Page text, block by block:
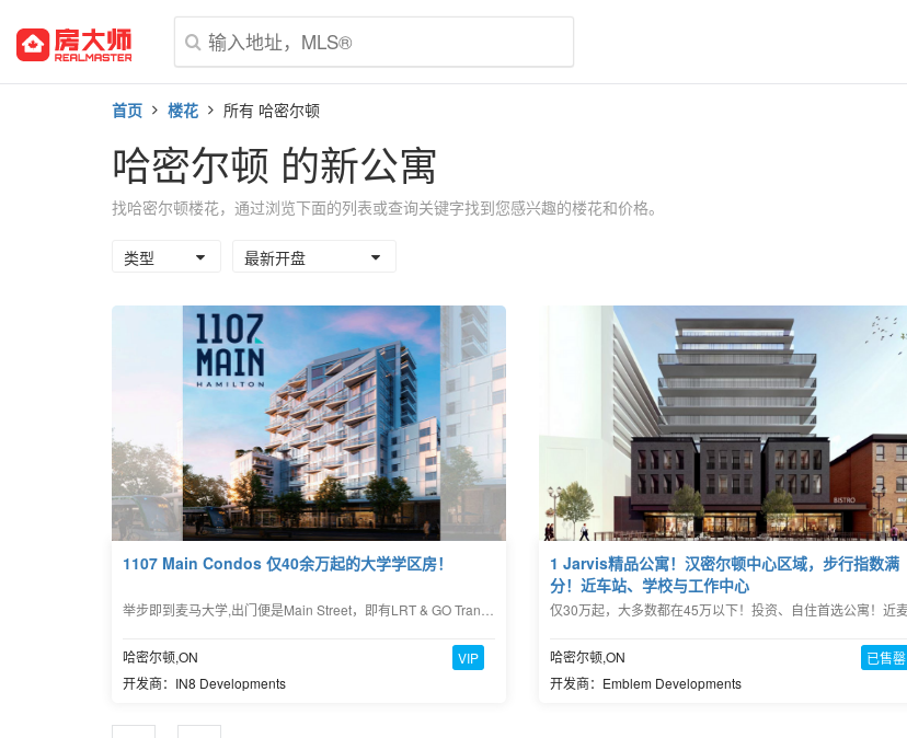
首页 楼花 所有 哈密尔顿
哈密尔顿 的新公寓
找哈密尔顿楼花，通过浏览下面的列表或查询关键字找到您感兴趣的楼花和价格。
类型 最新开盘
1107 Main Condos 仅40余万起的大学学区房！
哈密尔顿,ON
开发商：IN8 Developments
VIP
1 Jarvis精品公寓！汉密尔顿中心区域，步行指数满
分！近车站、学校与工作中心
哈密尔顿,ON
开发商：Emblem Developments
已售罄